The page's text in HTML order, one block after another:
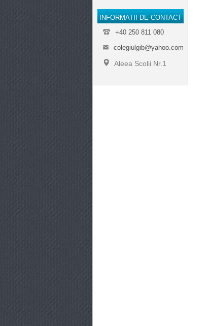
INFORMATII DE CONTACT
+40 250 811 080
colegiulgib@yahoo.com
Aleea Scolii Nr.1